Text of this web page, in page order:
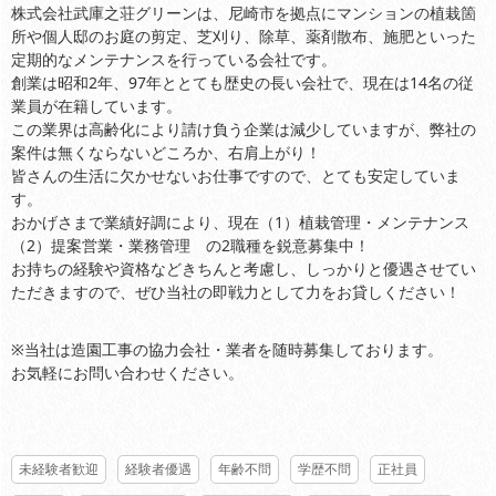
株式会社武庫之荘グリーンは、尼崎市を拠点にマンションの植栽箇
所や個人邸のお庭の剪定、芝刈り、除草、薬剤散布、施肥といった
定期的なメンテナンスを行っている会社です。
創業は昭和2年、97年ととても歴史の長い会社で、現在は14名の従
業員が在籍しています。
この業界は高齢化により請け負う企業は減少していますが、弊社の
案件は無くならないどころか、右肩上がり！
皆さんの生活に欠かせないお仕事ですので、とても安定していま
す。
おかげさまで業績好調により、現在（1）植栽管理・メンテナンス
（2）提案営業・業務管理 の2職種を鋭意募集中！
お持ちの経験や資格などきちんと考慮し、しっかりと優遇させてい
ただきますので、ぜひ当社の即戦力として力をお貸しください！
※当社は造園工事の協力会社・業者を随時募集しております。
お気軽にお問い合わせください。
未経験者歓迎 経験者優遇 年齢不問 学歴不問 正社員